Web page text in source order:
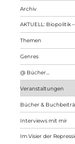
Archiv
AKTUELL: Biopolitik
Themen
Genres
@ Bücher…
Veranstaltungen
Bücher &
Interviews mit mir
Im Visier der